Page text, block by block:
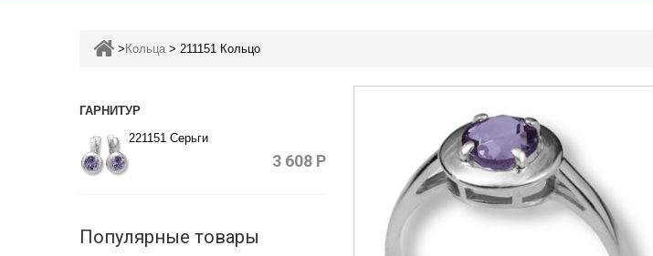
> Кольца > 211151 Кольцо
ГАРНИТУР
221151 Серьги
3 608 Р
Популярные товары